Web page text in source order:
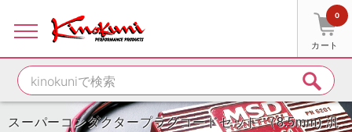
カート
0
スーパーコンダクタープラグコードセット （8.5mm) 汎